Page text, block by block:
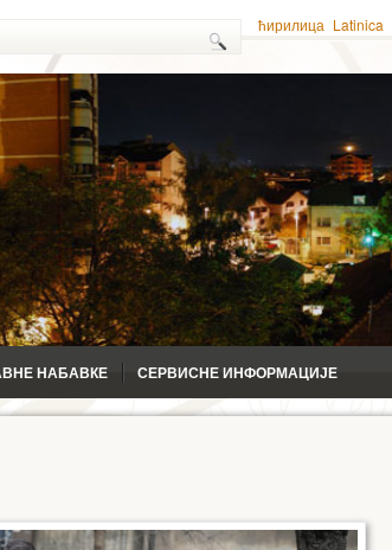
ћирилица Latinica
НАБАВКЕ СЕРВИСНЕ ИНФОРМАЦИЈЕ